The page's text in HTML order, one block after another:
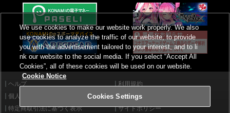
ヘルプ
利用規約
個人情報等保護方針
外部送信について
特定商取引法に基づく表示
サイトポリシー
We use cookies to make our website work properly. We also
use cookies to analyze the traffic of our website, to provide
you with the advertisement tailored to your interest, and to li
nk our website to the social media. If you select “Accept All
Cookies”, all of these cookies will be used on our website.
Cookie Notice
Cookies Settings